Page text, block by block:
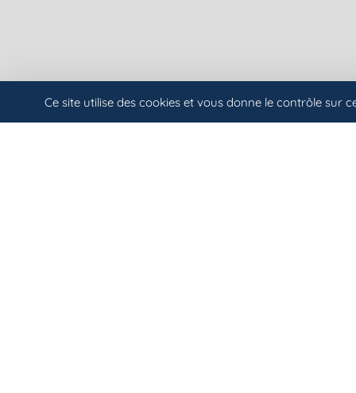
Ce site utilise des cookies et vous donne le contrôle sur